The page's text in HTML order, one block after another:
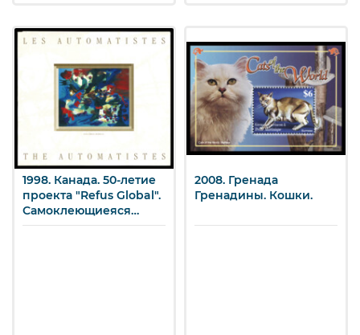
1998. Канада. 50-летие
проекта "Refus Global".
Самоклеющиеяся
наклейки.
2008. Гренада
Гренадины. Кошки.